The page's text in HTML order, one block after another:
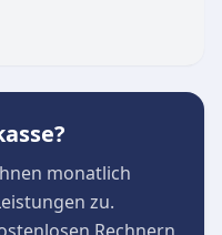
die
sowie die
in enger
monatlich
zu.